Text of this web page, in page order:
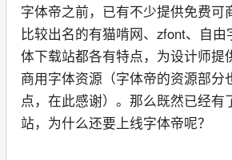
字体帝之前，已有不少提供免费可
比较出名的有猫啃网、zfont、自
体下载站都各有特点，为设计师提
商用字体资源（字体帝的资源部分
点，在此感谢）。那么既然已经有
站，为什么还要上线字体帝呢？